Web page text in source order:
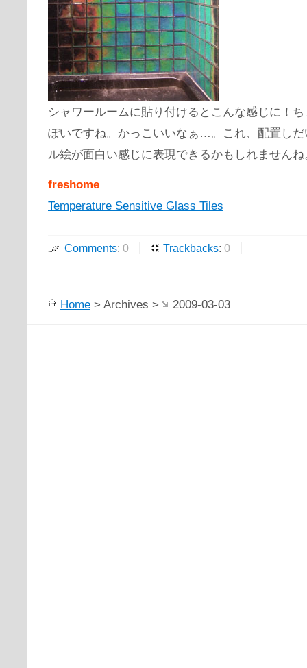
シャワールームに貼り付けるとこんな感じに！
ぽいですね。かっこいいなぁ…。これ、配置しだ
ル絵が面白い感じに表現できるかもしれませんね
freshome
Temperature Sensitive Glass Tiles
Comments: 0 Trackbacks: 0
Home > Archives > 2009-03-03